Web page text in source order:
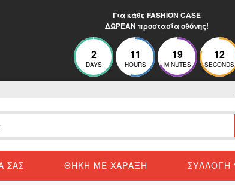
Για κάθε FASHION CASE
ΔΩΡΕΑΝ προστασία οθόνης!
2
DAYS
11
HOURS
19
MINUTES
12
SECONDS
ΣΑΣ ΘΉΚΗ ΜΕ ΧΆΡΑΞΗ ΣΥΛΛΟΓΉ